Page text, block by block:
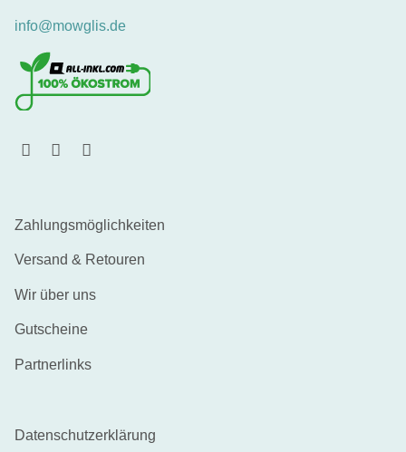
info@mowglis.de
Zahlungsmöglichkeiten
Versand & Retouren
Wir über uns
Gutscheine
Partnerlinks
Datenschutzerklärung